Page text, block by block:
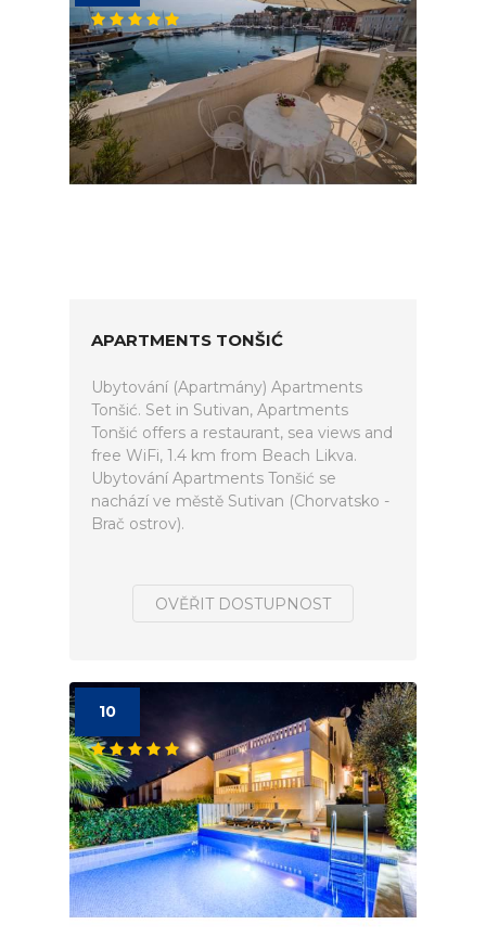
APARTMENTS TONŠIĆ
Ubytování (Apartmány) Apartments
Tonšić. Set in Sutivan, Apartments
Tonšić offers a restaurant, sea views and
free WiFi, 1.4 km from Beach Likva.
Ubytování Apartments Tonšić se
nachází ve městě Sutivan (Chorvatsko -
Brač ostrov).
OVĚŘIT DOSTUPNOST
10